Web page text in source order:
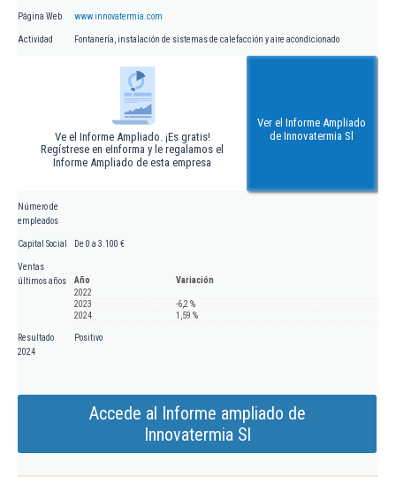
Página Web www.innovatermia.com
Actividad Fontanería, instalación de sistemas de calefacción y aire acondicionado
Ve el Informe Ampliado. ¡Es gratis!
Regístrese en eInforma y le regalamos el
Informe Ampliado de esta empresa
Ver el Informe Ampliado
de Innovatermia Sl
Número de
empleados
Capital Social De 0 a 3.100 €
Ventas
últimos años
Año
Variación
2022
2023
-6,2 %
2024
1,59 %
Resultado
2024
Positivo
Accede al Informe ampliado de
Innovatermia Sl